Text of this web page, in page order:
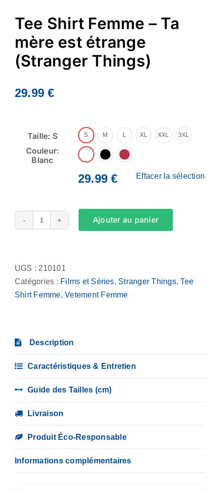
Tee Shirt Femme – Ta
mère est étrange
(Stranger Things)
29.99€
Taille: S S M L XL XXL 3XL
Couleur:
Blanc
29.99€ Effacer la sélection
quantité
Shirt
Femme
-
étrange
Ajouter au panier
UGS : 210101
Catégories : Films et Séries, Stranger Things,Tee
Shirt Femme,Vetement Femme
Description
Caractéristiques & Entretien
Guide des Tailles (cm)
Livraison
Produit Éco-Responsable
Informations complémentaires